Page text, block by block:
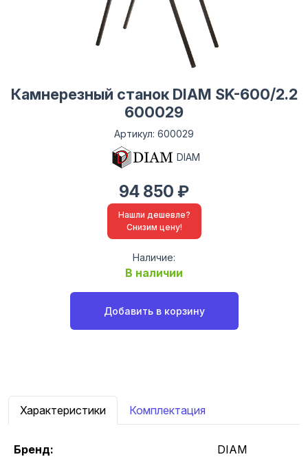
Камнерезный станок DIAM SK-600/2.2
600029
Артикул: 600029
DIAM
94 850 ₽
Нашли дешевле?
Снизим цену!
Наличие:
В наличии
Добавить в корзину
Характеристики Комплектация
Бренд: DIAM